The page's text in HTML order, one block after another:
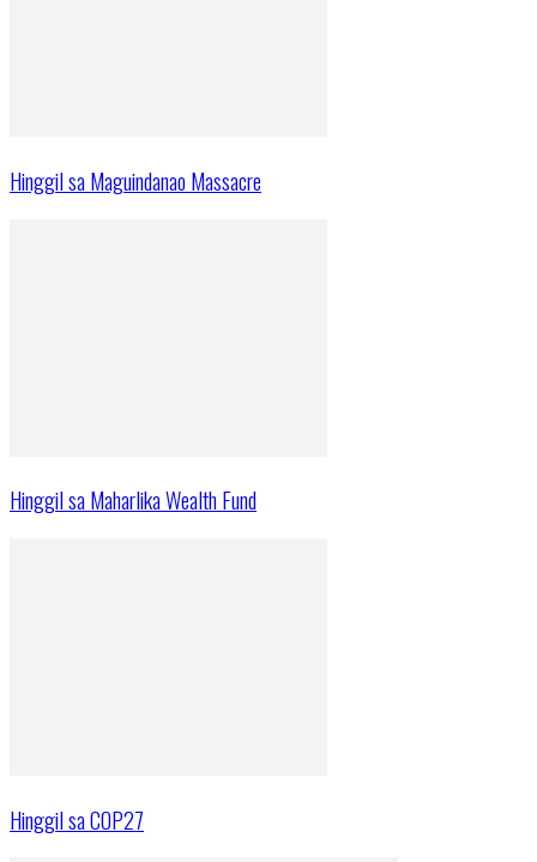
Hinggil sa Maguindanao Massacre
Hinggil sa Maharlika Wealth Fund
Hinggil sa COP27